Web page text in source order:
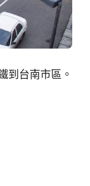
到台南市區。